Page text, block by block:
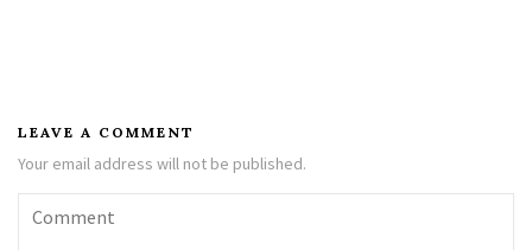
LEAVE A COMMENT
Your email address will not be published.